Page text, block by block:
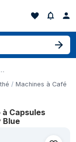
Petits appareils ménagers
Machines à Café
Capsules
Blue
Expresso à